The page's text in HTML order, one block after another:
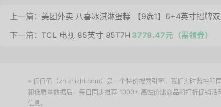
上一篇： 美团外卖 八喜冰淇淋蛋糕 【9选1】6+4英寸招牌
下一篇： TCL 电视 85英寸 85T7H 3778.47元（需领券）
» 值值值（zhizhizhi.com）是一个特价搜索引擎。我们实时监控和
和低质量数据后，每日同步推荐 1000+ 高性价比商品和打折促销
信息。